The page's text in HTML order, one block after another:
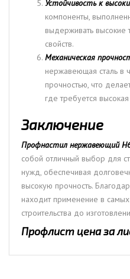
Устойчивость к
компоненты,
выдерживать высокие
свойств.
Механическая
нержавеющая сталь в
прочностью, что
где требуется
Заключение
Профнастил нержавеющий
собой отличный выбор для
нужд, обеспечивая
высокую прочность.
находит применение в
строительства до
Профлист цена за